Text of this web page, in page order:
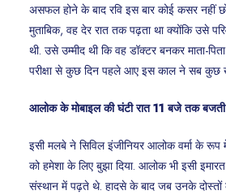
असफल होने के बाद रवि इस बार कोई कसर नहीं
मुताबिक, वह देर रात तक पढ़ता था क्योंकि उसे
थी. उसे उम्मीद थी कि वह डॉक्टर बनकर माता-
परीक्षा से कुछ दिन पहले आए इस काल ने सब कुछ
आलोक के मोबाइल की घंटी रात 11 बजे तक बजती
इसी मलबे ने सिविल इंजीनियर आलोक वर्मा के
को हमेशा के लिए बुझा दिया. आलोक भी इसी
संस्थान में पढ़ते थे. हादसे के बाद जब उनके दोस्तों